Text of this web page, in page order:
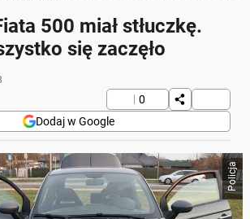
500 miał stłuczkę.
się zaczęło
0
Dodaj w Google
Policja